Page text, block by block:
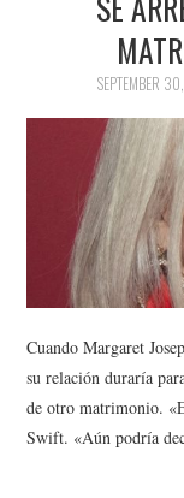
SEPTEMBER
Cuando Margaret
su relación duraría
de otro matrimonio.
Swift. «Aún podría